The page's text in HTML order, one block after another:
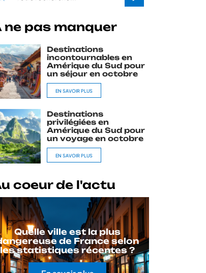
ne pas manquer
Destinations
incontournables en
Amérique du Sud pour
un séjour en octobre
EN SAVOIR PLUS
Destinations
privilégiées en
Amérique du Sud pour
un voyage en octobre
EN SAVOIR PLUS
coeur de l'actu
Quelle ville est la plus
de France selon
les statistiques récentes ?